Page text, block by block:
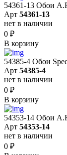
54361-13 Обои
Арт 54361-13
нет в наличии
0 ₽
В корзину
54385-4 Обои
Арт 54385-4
нет в наличии
0 ₽
В корзину
54353-14 Обои
Арт 54353-14
нет в наличии
0 ₽